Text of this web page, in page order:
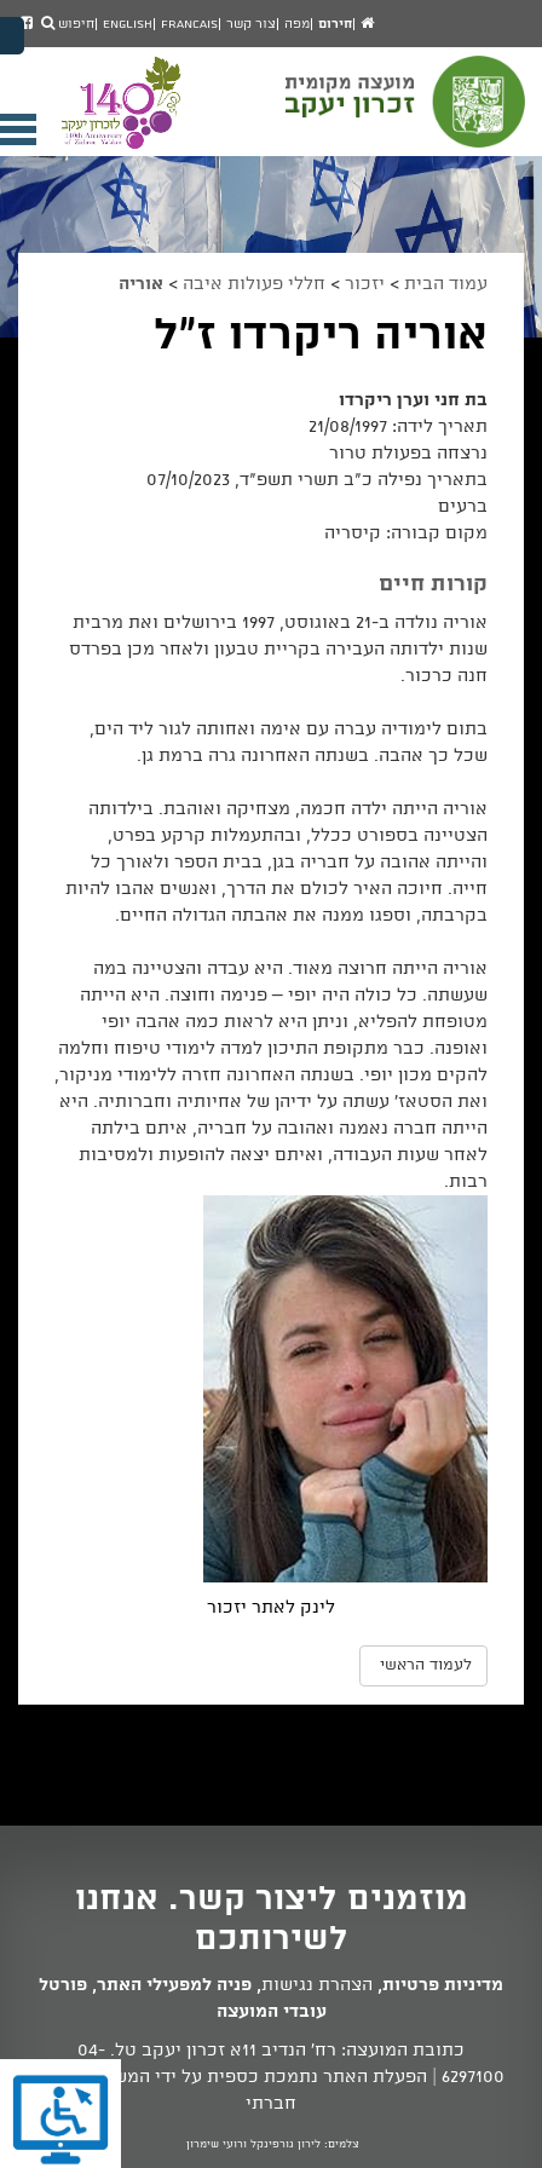
מעבר לתפריט ראשי
הגדל גודל פונט
הקטן גודל פונט
מצב ניגודיות גבוהה
מצב ניגודיות נמוכה
הצג קישורים
הצהרת נגישות
עמוד
הבית
חירום מפה צור קשר Francais
English חיפוש
עמוד הבית > יזכור > חללי פעולות איבה > אוריה
אוריה ריקרדו ז"ל
בת חני וערן ריקרדו
תאריך לידה: 21/08/1997
נרצחה בפעולת טרור
בתאריך נפילה כ"ב תשרי תשפ"ד, 07/10/2023
ברעים
מקום קבורה: קיסריה
קורות חיים
אוריה נולדה ב-21 באוגוסט, 1997 בירושלים ואת מרבית
שנות ילדותה העבירה בקריית טבעון ולאחר מכן בפרדס
חנה כרכור.
בתום לימודיה עברה עם אימה ואחותה לגור ליד הים,
שכל כך אהבה. בשנתה האחרונה גרה ברמת גן.
אוריה הייתה ילדה חכמה, מצחיקה ואוהבת. בילדותה
הצטיינה בספורט ככלל, ובהתעמלות קרקע בפרט,
והייתה אהובה על חבריה בגן, בבית הספר ולאורך כל
חייה. חיוכה האיר לכולם את הדרך, ואנשים אהבו להיות
בקרבתה, וספגו ממנה את אהבתה הגדולה החיים.
אוריה הייתה חרוצה מאוד. היא עבדה והצטיינה במה
שעשתה. כל כולה היה יופי – פנימה וחוצה. היא הייתה
מטופחת להפליא, וניתן היא לראות כמה אהבה יופי
ואופנה. כבר מתקופת התיכון למדה לימודי טיפוח וחלמה
להקים מכון יופי. בשנתה האחרונה חזרה ללימודי מניקור,
ואת הסטאז׳ עשתה על ידיהן של אחיותיה וחברותיה. היא
הייתה חברה נאמנה ואהובה על חבריה, איתם בילתה
לאחר שעות העבודה, ואיתם יצאה להופעות ולמסיבות
רבות.
לינק לאתר יזכור
לעמוד הראשי
מוזמנים ליצור קשר. אנחנו
לשירותכם
מדיניות פרטיות, הצהרת נגישות, פניה למפעילי האתר, פורטל
עובדי המועצה
כתובת המועצה: רח' הנדיב 11א זכרון יעקב טל.
04-
6297100 | הפעלת האתר נתמכת כספית על ידי המשרד לשוויון
חברתי
צלמים: לירון גורפינקל ורועי שימרון